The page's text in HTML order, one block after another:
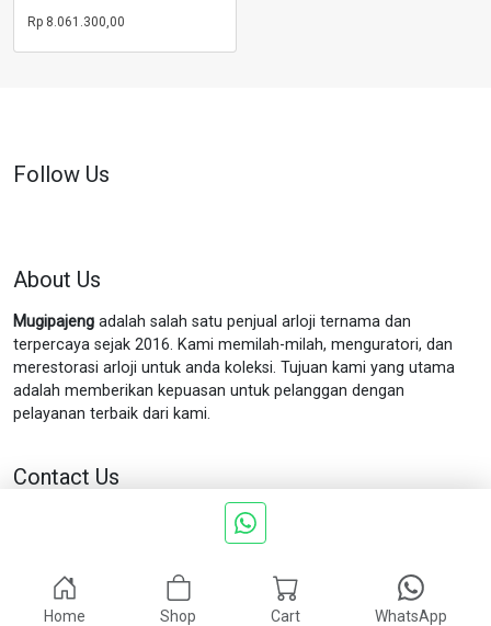
Rp 8.061.300,00
Follow Us
About Us
Mugipajeng adalah salah satu penjual arloji ternama dan
terpercaya sejak 2016. Kami memilah-milah, menguratori, dan
merestorasi arloji untuk anda koleksi. Tujuan kami yang utama
adalah memberikan kepuasan untuk pelanggan dengan
pelayanan terbaik dari kami.
Contact Us
Jln. Munggur no.11 Gondokusuman Yogyakarta.
Home Shop Cart WhatsApp